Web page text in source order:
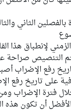
بالفصلين الثاني
لإنطباق هذا
التنصيص صراحة
الإضراب أصبح معلوما
على تاريخ رفع
فترة الإضراب
أن تكون هذه